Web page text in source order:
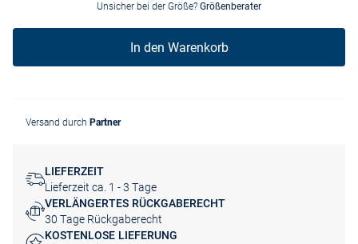
Unsicher bei der Größe? Größenberater
In den Warenkorb
Versand durch Partner
LIEFERZEIT
Lieferzeit ca. 1 - 3 Tage
VERLÄNGERTES RÜCKGABERECHT
30 Tage Rückgaberecht
KOSTENLOSE LIEFERUNG